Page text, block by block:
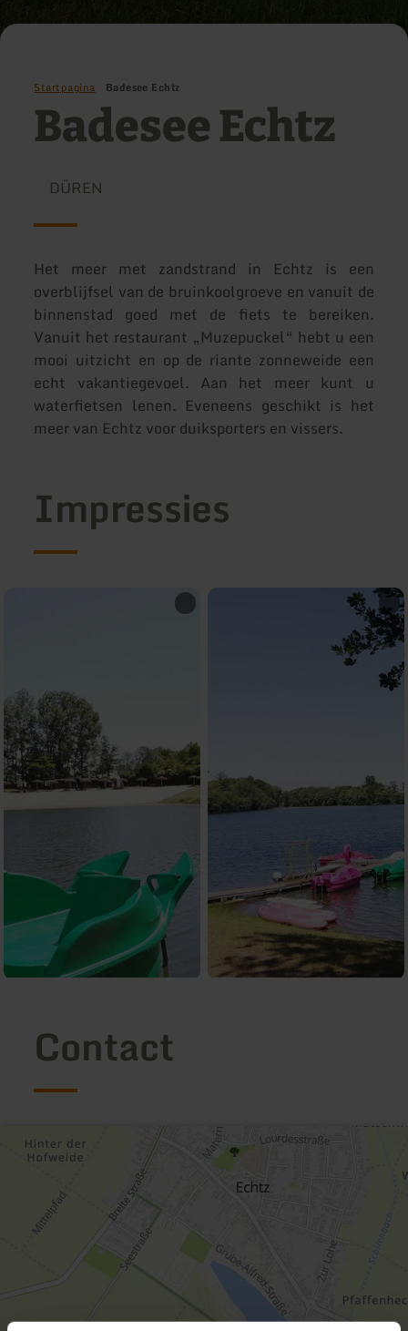
Startpagina Badesee Echtz
Badesee Echtz
DÜREN
Het meer met zandstrand in Echtz is een
overblijfsel van de bruinkoolgroeve en vanuit de
binnenstad goed met de fiets te bereiken.
Vanuit het restaurant „Muzepuckel“ hebt u een
mooi uitzicht en op de riante zonneweide een
echt vakantiegevoel. Aan het meer kunt u
waterfietsen lenen. Eveneens geschikt is het
meer van Echtz voor duiksporters en vissers.
Impressies
Contact